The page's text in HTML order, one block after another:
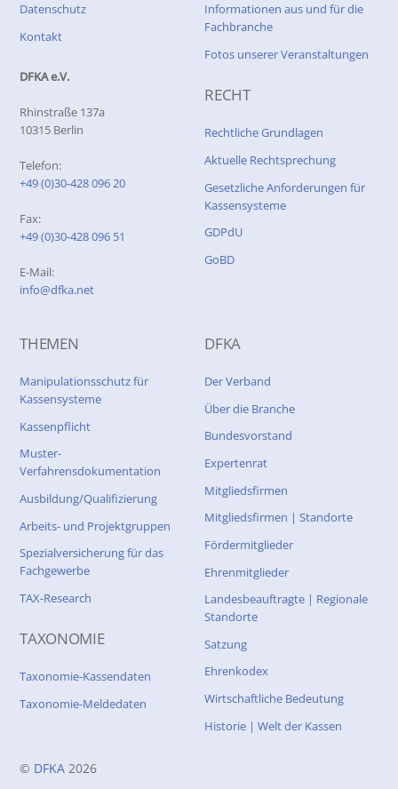
Datenschutz
Kontakt
DFKA e.V.
Rhinstraße 137a
10315 Berlin
Telefon:
+49 (0)30-428 096 20
Fax:
+49 (0)30-428 096 51
E-Mail:
info@dfka.net
Informationen aus und für die
Fachbranche
Fotos unserer Veranstaltungen
RECHT
Rechtliche Grundlagen
Aktuelle Rechtsprechung
Gesetzliche Anforderungen für
Kassensysteme
GDPdU
GoBD
THEMEN
Manipulationsschutz für
Kassensysteme
Kassenpflicht
Muster-
Verfahrensdokumentation
Ausbildung/Qualifizierung
Arbeits- und Projektgruppen
Spezialversicherung für das
Fachgewerbe
TAX-Research
TAXONOMIE
Taxonomie-Kassendaten
Taxonomie-Meldedaten
DFKA
Der Verband
Über die Branche
Bundesvorstand
Expertenrat
Mitgliedsfirmen
Mitgliedsfirmen | Standorte
Fördermitglieder
Ehrenmitglieder
Landesbeauftragte | Regionale
Standorte
Satzung
Ehrenkodex
Wirtschaftliche Bedeutung
Historie | Welt der Kassen
© DFKA 2026